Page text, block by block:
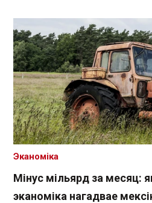
Мінус мільярд за месяц:
эканоміка нагадвае
Эканоміка